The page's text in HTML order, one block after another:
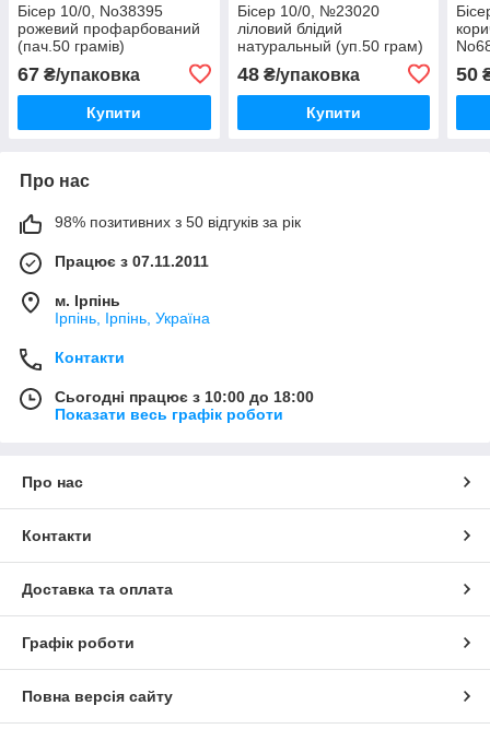
Бісер 10/0, No38395
рожевий профарбований
(пач.50 грамів)
67 ₴/упаковка
Купити
Бісер 10/0, №23020
ліловий блідий
натуральный (уп.50 грам)
48₴/упаковка
Купити
50
Про нас
98% позитивних з 50 відгуків за рік
Працює з 07.11.2011
м. Ірпінь
Ірпінь, Ірпінь, Україна
Контакти
Сьогодні працює з 10:00 до 18:00
Показати весь графік роботи
Про нас
Контакти
Доставка та оплата
Графік роботи
Повна версія сайту